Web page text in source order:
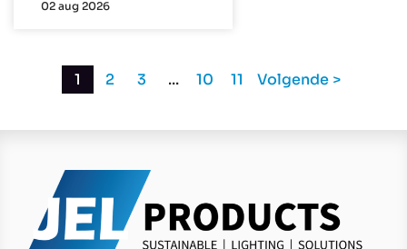
02 aug 2026
1 2 3 ... 10 11 Volgende >